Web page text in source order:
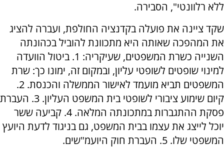
ללא רלוונטי", הסבירה.
שקד ציינה את פועלה בקדנציה החולפת, ועברה להציג
את המהפכה שאותה היא מתכוונת להוביל בכהונתה
השנייה כשרת המשפטים, שעיקריה: 1. ביטול הוועדה
למינוי שופטים לשופטי עליון, ובמקום זה, ימונו כך: שרת
המשפטים תביא מועמד לאישור הממשלה והכנסת. 2.
קיום שימוע ציבורי לשופטי בית המשפט העליון. 3. העברת
פסקת ההתגברות במתכונתה המלאה. 4. קביעה ששר
יוכל לייצג את עצמו בבית המשפט, גם בניגוד לדעת היועץ
המשפטי שלו. 5. העברת חוק היועמ"שים.